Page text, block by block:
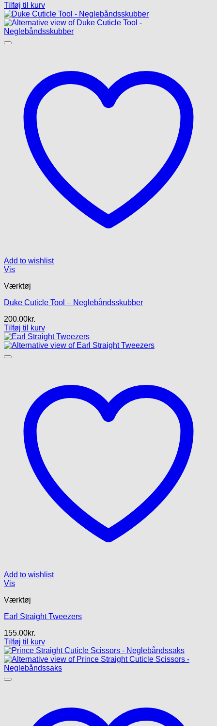
Tilføj til kurv
Add to wishlist
Vis
Værktøj
Duke Cuticle Tool – Neglebåndsskubber
200.00kr.
Tilføj til kurv
Add to wishlist
Vis
Værktøj
Earl Straight Tweezers
155.00kr.
Tilføj til kurv